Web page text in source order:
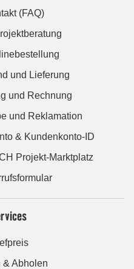
(FAQ)
und Lieferung
und Rechnung
und Reklamation
& Kundenkonto-ID
Projekt-Marktplatz
& Abholen